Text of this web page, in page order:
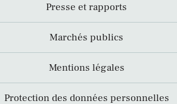
Presse et rapports
Marchés publics
Mentions légales
Protection des données personnelles